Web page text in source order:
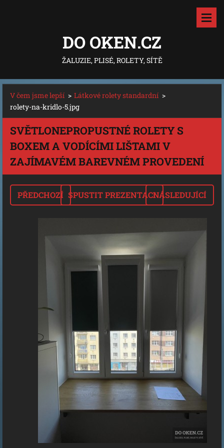
DO OKEN.CZ
ŽALUZIE, PLISÉ, ROLETY, SÍTĚ
V čem jsme lepší > Látkové rolety standardní >
rolety-na-kridlo-5.jpg
SVĚTLONEPROPUSTNÉ ROLETY S
BOXEM A VODÍCÍMI LIŠTAMI V
ZAJÍMAVÉM BAREVNÉM PROVEDENÍ
PŘEDCHOZÍ SPUSTIT PREZENTACINÁSLEDUJÍCÍ